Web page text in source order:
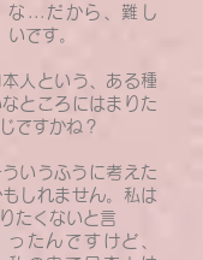
な...だから、難し
いです。
本人という、ある種
ところにはまりた
ですかね？
ういうふうに考えた
しれません。私は
たくないと言
ったんですけど、